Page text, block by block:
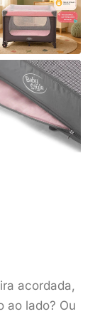
acordada,
ao lado? Ou